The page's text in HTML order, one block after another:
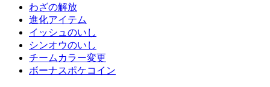
わざの解放
進化アイテム
イッシュのいし
シンオウのいし
チームカラー変更
ボーナスポケコイン